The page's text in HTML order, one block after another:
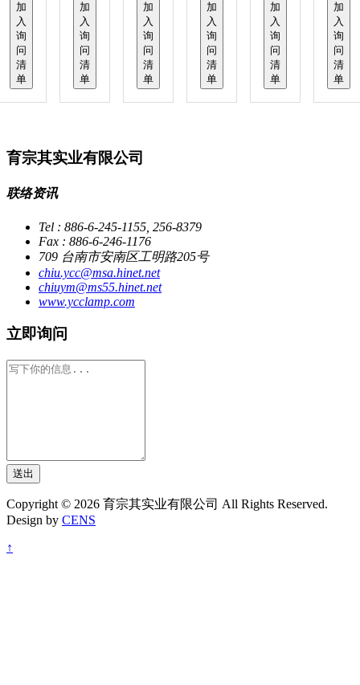
加
入
询
问
清
单
加
入
询
问
清
单
加
入
询
问
清
单
加
入
询
问
清
单
加
入
询
问
清
单
加
入
询
问
清
单
育宗其实业有限公司
联络资讯
Tel : 886-6-245-1155, 256-8379
Fax : 886-6-246-1176
709 台南市安南区工明路205号
chiu.ycc@msa.hinet.net
chiuym@ms55.hinet.net
www.ycclamp.com
立即询问
送出
Copyright © 2026 育宗其实业有限公司 All Rights Reserved.
Design by CENS
↑